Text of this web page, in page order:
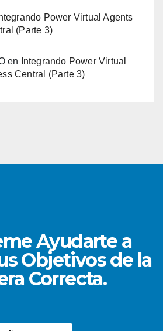
Power Virtual Agents
(Parte 3)
en
Integrando Power Virtual
Central (Parte 3)
Ayudarte a
Objetivos de la
Correcta.